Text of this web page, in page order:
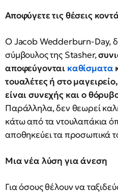
Αποφύγετε τις θέσεις
Ο Jacob Wedderburn-Day,
σύμβουλος της Stasher,
αποφεύγονται καθίσματα
τουαλέτες ή στο
είναι συνεχής και ο
Παράλληλα, δεν θεωρεί
κάτω από τα ντουλαπάκια
αποθηκεύει τα προσωπικά
Μια νέα λύση για άνεση
Για όσους θέλουν να